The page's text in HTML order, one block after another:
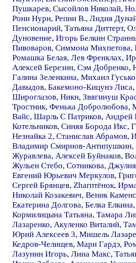
Пушкарев, Сысойлов Николай,
Рони Нури, Репин В., Лидия
Пенсионарий, Татьяна Диттерт,
Дуновение, Игорь Белкин
Пивоваров, Симмона Михпетова,
Ромашка Белая, Лев Френклах,
Алексей Березин, Сэм Добренко,
Галина Зеленкина, Михаил
Давыдов, Бакемоно-Кицунэ Лиса,
Широглазов, Никн, Звягинуш
Тростник, Фенька Добролюбова,
Вайс, Шарль С Патриков, Андрей
Котельников, Синяя Борода Икс,
Незнайка 2, Станислав Абрамов,
Владимир Смирнов-Антипушкин,
Журавлева, Алексей Буйнаков,
Жульен Стебо, Сотникова,
Евгений Юрьевич Меркулов,
Сергей Брянцев, Zharптёнок,
Николай Козакевич, Веник
Екатерина Долгова, Белка Елкина,
Кормилицына Татьяна, Тамара
Лазаренко, Акуленко Виталий,
Юрий Алексеев 3, Мишель
Кедров-Челищев, Мари Гардэ,
Лазунин Игорь, Лина Макс,